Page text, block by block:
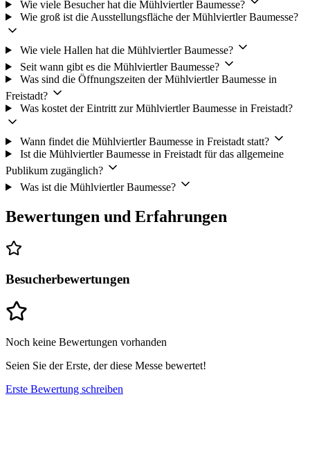
Wie viele Besucher hat die Mühlviertler Baumesse?
Wie groß ist die Ausstellungsfläche der Mühlviertler Baumesse?
Wie viele Hallen hat die Mühlviertler Baumesse?
Seit wann gibt es die Mühlviertler Baumesse?
Was sind die Öffnungszeiten der Mühlviertler Baumesse in
Freistadt?
Was kostet der Eintritt zur Mühlviertler Baumesse in Freistadt?
Wann findet die Mühlviertler Baumesse in Freistadt statt?
Ist die Mühlviertler Baumesse in Freistadt für das allgemeine
Publikum zugänglich?
Was ist die Mühlviertler Baumesse?
Bewertungen und Erfahrungen
Besucherbewertungen
Noch keine Bewertungen vorhanden
Seien Sie der Erste, der diese Messe bewertet!
Erste Bewertung schreiben